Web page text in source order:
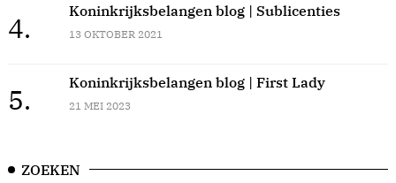
4.
Koninkrijksbelangen blog | Sublicenties
13 OKTOBER 2021
5.
Koninkrijksbelangen blog | First Lady
21 MEI 2023
ZOEKEN